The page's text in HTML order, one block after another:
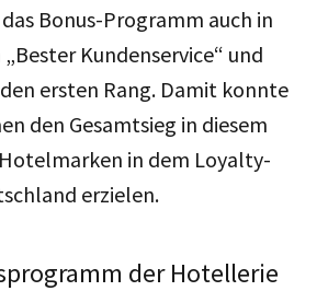
Bonus-Programm auch in
Kundenservice“ und
ersten Rang. Damit konnte
den Gesamtsieg in diesem
in dem Loyalty-
erzielen.
der Hotellerie